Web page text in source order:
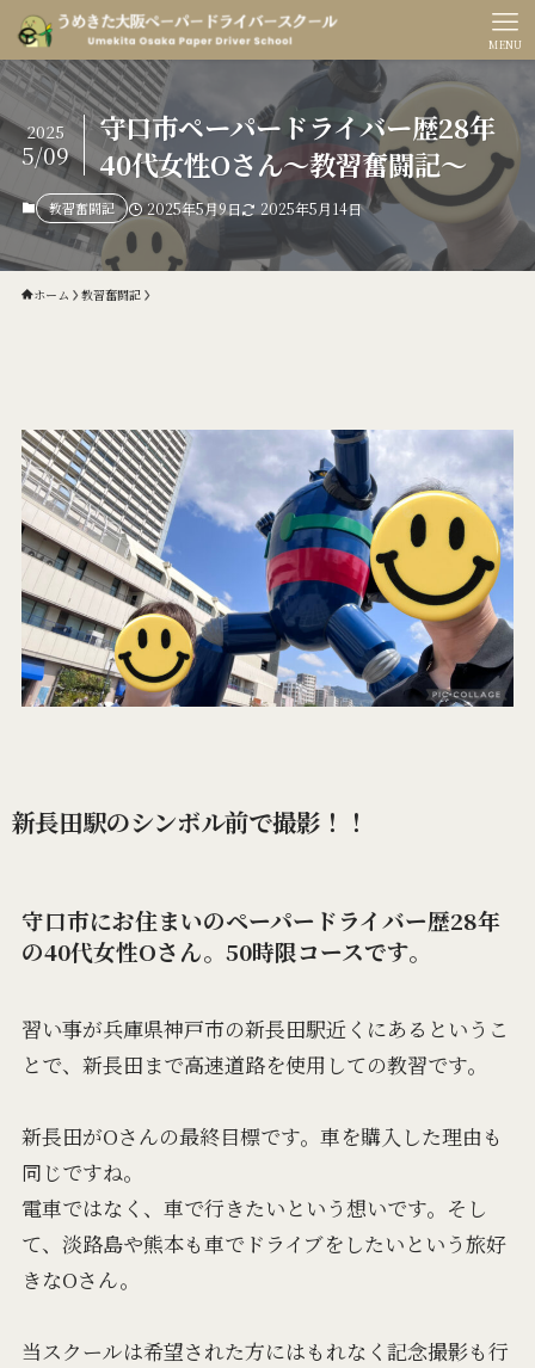
MENU
守口市ペーパードライバー歴28年
40代女性Oさん〜教習奮闘記〜
2025
5/09
教習奮闘記 2025年5月9日 2025年5月14日
ホーム 教習奮闘記
新長田駅のシンボル前で撮影！！
守口市にお住まいのペーパードライバー歴28年
の40代女性Oさん。50時限コースです。
習い事が兵庫県神戸市の新長田駅近くにあるというこ
とで、新長田まで高速道路を使用しての教習です。
新長田がOさんの最終目標です。車を購入した理由も
同じですね。
電車ではなく、車で行きたいという想いです。そし
て、淡路島や熊本も車でドライブをしたいという旅好
きなOさん。
当スクールは希望された方にはもれなく記念撮影も行